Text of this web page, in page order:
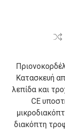
Κατασκευή
λεπίδα και
CE
διακόπτη